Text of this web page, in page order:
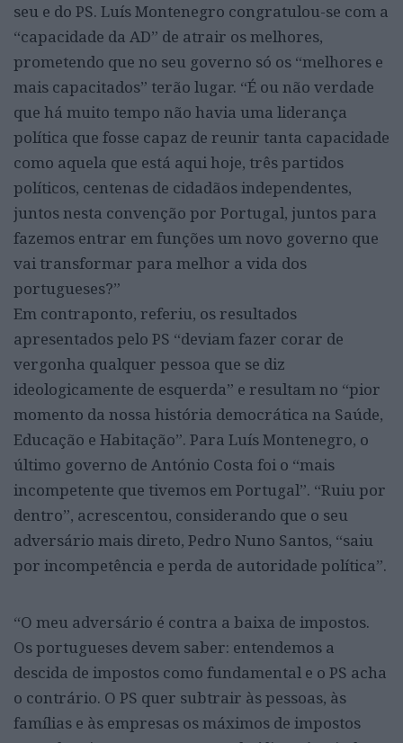
seu e do PS. Luís Montenegro congratulou-se com a
“capacidade da AD” de atrair os melhores,
prometendo que no seu governo só os “melhores e
mais capacitados” terão lugar. “É ou não verdade
que há muito tempo não havia uma liderança
política que fosse capaz de reunir tanta capacidade
como aquela que está aqui hoje, três partidos
políticos, centenas de cidadãos independentes,
juntos nesta convenção por Portugal, juntos para
fazemos entrar em funções um novo governo que
vai transformar para melhor a vida dos
portugueses?”
Em contraponto, referiu, os resultados
apresentados pelo PS “deviam fazer corar de
vergonha qualquer pessoa que se diz
ideologicamente de esquerda” e resultam no “pior
momento da nossa história democrática na Saúde,
Educação e Habitação”. Para Luís Montenegro, o
último governo de António Costa foi o “mais
incompetente que tivemos em Portugal”. “Ruiu por
dentro”, acrescentou, considerando que o seu
adversário mais direto, Pedro Nuno Santos, “saiu
por incompetência e perda de autoridade política”.
“O meu adversário é contra a baixa de impostos.
Os portugueses devem saber: entendemos a
descida de impostos como fundamental e o PS acha
o contrário. O PS quer subtrair às pessoas, às
famílias e às empresas os máximos de impostos